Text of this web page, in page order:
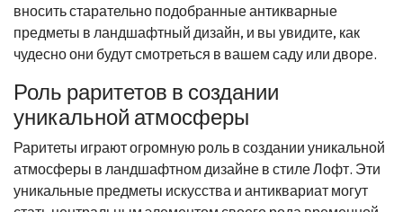
вносить старательно подобранные антикварные
предметы в ландшафтный дизайн, и вы увидите, как
чудесно они будут смотреться в вашем саду или дворе.
Роль раритетов в создании
уникальной атмосферы
Раритеты играют огромную роль в создании уникальной
атмосферы в ландшафтном дизайне в стиле Лофт. Эти
уникальные предметы искусства и антиквариат могут